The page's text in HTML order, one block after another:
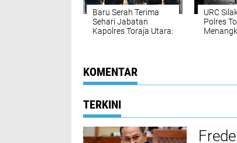
Baru Serah Terima
Sehari Jabatan
Kapolres Toraja Utara:
Resmob SatReskrim
Tangkap Pelaku
Kekerasan Seksual
URC
Polres
KOMENTAR
TERKINI